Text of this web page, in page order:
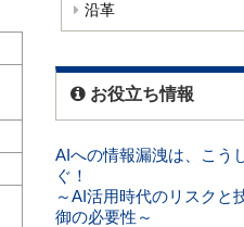
沿革
お役立ち情報
AIへの情報漏洩は、こう
ぐ！
～AI活用時代のリスクと
御の必要性～